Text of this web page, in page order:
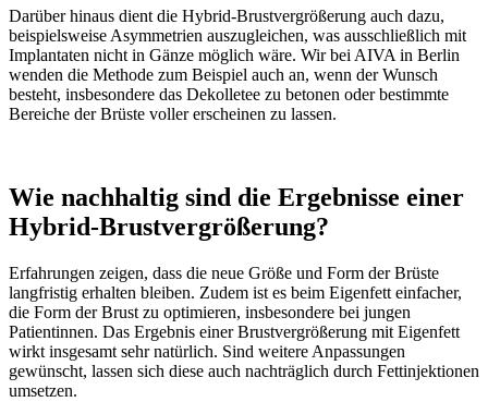
Darüber hinaus dient die Hybrid-Brustvergrößerung auch dazu,
beispielsweise Asymmetrien auszugleichen, was ausschließlich mit
Implantaten nicht in Gänze möglich wäre. Wir bei AIVA in Berlin
wenden die Methode zum Beispiel auch an, wenn der Wunsch
besteht, insbesondere das Dekolletee zu betonen oder bestimmte
Bereiche der Brüste voller erscheinen zu lassen.
Wie nachhaltig sind die Ergebnisse einer
Hybrid-Brustvergrößerung?
Erfahrungen zeigen, dass die neue Größe und Form der Brüste
langfristig erhalten bleiben. Zudem ist es beim Eigenfett einfacher,
die Form der Brust zu optimieren, insbesondere bei jungen
Patientinnen. Das Ergebnis einer Brustvergrößerung mit Eigenfett
wirkt insgesamt sehr natürlich. Sind weitere Anpassungen
gewünscht, lassen sich diese auch nachträglich durch Fettinjektionen
umsetzen.